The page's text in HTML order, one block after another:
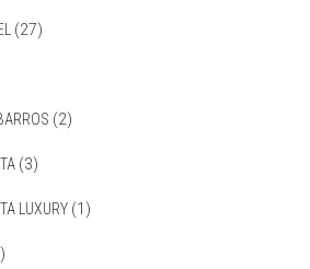
(27)
(2)
(3)
LUXURY (1)